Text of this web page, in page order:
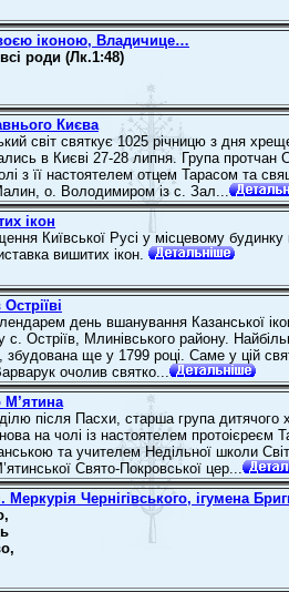
іконою, Владичице…
роди (Лк.1:48)
Києва
світ святкує 1025 річницю з дня
в Києві 27-28 липня. Група протчан
з її настоятелем отцем Тарасом та
о. Володимиром із с. Зал...
ікон
Київської Русі у місцевому
вишитих ікон.
день вшанування Казанської
с. Остріїв, Млинівського району.
збудована ще у 1799 році. Саме у цій
очолив святко...
М’ятина
після Пасхи, старша група дитячого
на чолі із настоятелем протоієреєм
та учителем Недільної школи
Свято-Покровської цер...
Чернігівського, ігумена